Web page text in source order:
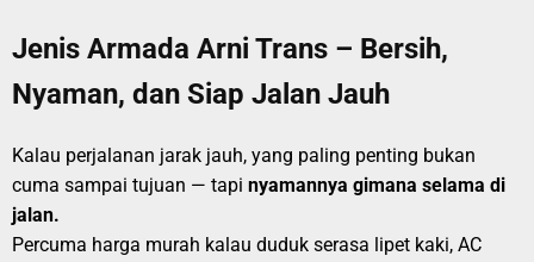
Jenis Armada Arni Trans – Bersih,
Nyaman, dan Siap Jalan Jauh
Kalau perjalanan jarak jauh, yang paling penting bukan
cuma sampai tujuan — tapi nyamannya gimana selama di
jalan.
Percuma harga murah kalau duduk serasa lipet kaki, AC